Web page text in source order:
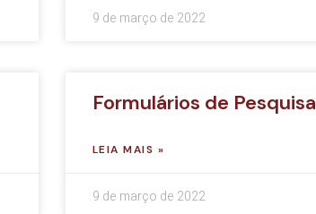
9 de março de 2022
Formulários de Pesquisa
LEIA MAIS »
9 de março de 2022